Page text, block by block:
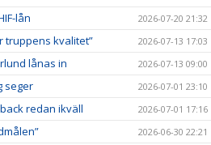
lån 2026-07-20 21:32
truppens kvalitet” 2026-07-13 17:03
lånas in 2026-07-13 09:00
seger 2026-07-01 23:10
redan ikväll 2026-07-01 17:16
2026-06-30 22:21